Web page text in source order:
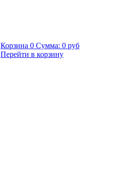
Корзина 0 Сумма: 0 руб
Перейти в корзину